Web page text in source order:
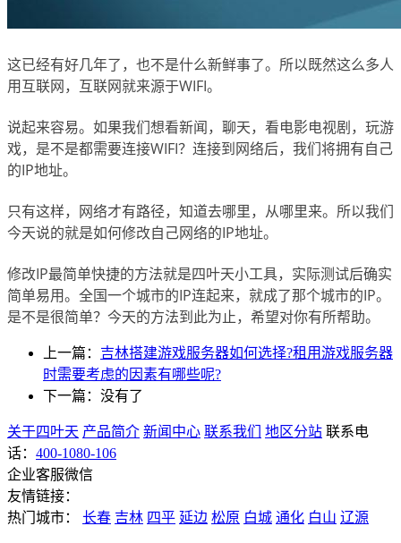
这已经有好几年了，也不是什么新鲜事了。所以既然这么多人
用互联网，互联网就来源于WIFI。
说起来容易。如果我们想看新闻，聊天，看电影电视剧，玩游
戏，是不是都需要连接WIFI？连接到网络后，我们将拥有自己
的IP地址。
只有这样，网络才有路径，知道去哪里，从哪里来。所以我们
今天说的就是如何修改自己网络的IP地址。
修改IP最简单快捷的方法就是四叶天小工具，实际测试后确实
简单易用。全国一个城市的IP连起来，就成了那个城市的IP。
是不是很简单？今天的方法到此为止，希望对你有所帮助。
上一篇： 吉林搭建游戏服务器如何选择?租用游戏服务器
时需要考虑的因素有哪些呢?
下一篇：没有了
关于四叶天 产品简介 新闻中心 联系我们 地区分站 联系电
话： 400-1080-106
企业客服微信
友情链接：
热门城市：
长春 吉林 四平 延边 松原 白城 通化 白山 辽源